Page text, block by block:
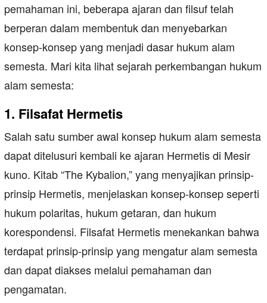
pemahaman ini, beberapa ajaran dan filsuf telah
berperan dalam membentuk dan menyebarkan
konsep-konsep yang menjadi dasar hukum alam
semesta. Mari kita lihat sejarah perkembangan hukum
alam semesta:
1. Filsafat Hermetis
Salah satu sumber awal konsep hukum alam semesta
dapat ditelusuri kembali ke ajaran Hermetis di Mesir
kuno. Kitab “The Kybalion,” yang menyajikan prinsip-
prinsip Hermetis, menjelaskan konsep-konsep seperti
hukum polaritas, hukum getaran, dan hukum
korespondensi. Filsafat Hermetis menekankan bahwa
terdapat prinsip-prinsip yang mengatur alam semesta
dan dapat diakses melalui pemahaman dan
pengamatan.